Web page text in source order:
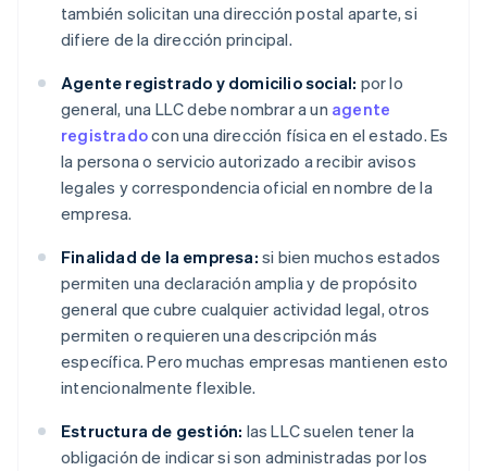
también solicitan una dirección postal aparte, si
difiere de la dirección principal.
Agente registrado y domicilio social: por lo
general, una LLC debe nombrar a un agente
registradocon una dirección física en el estado. Es
la persona o servicio autorizado a recibir avisos
legales y correspondencia oficial en nombre de la
empresa.
Finalidad de la empresa: si bien muchos estados
permiten una declaración amplia y de propósito
general que cubre cualquier actividad legal, otros
permiten o requieren una descripción más
específica. Pero muchas empresas mantienen esto
intencionalmente flexible.
Estructura de gestión: las LLC suelen tener la
obligación de indicar si son administradas por los